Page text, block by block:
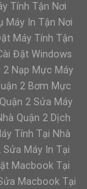
Tính Tận Nơi
Máy In Tận Nơi
Máy Tính Tận
Đặt Windows
2 Nạp Mực Máy
2 Bơm Mực
2 Sửa Máy
Quận 2 Dịch
Tính Tại Nhà
Sửa Máy In Tại
Macbook Tại
Macbook Tại